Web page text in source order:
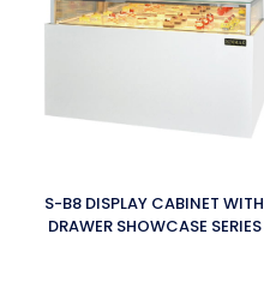
S-B8 DISPLAY CABINET WITH
DRAWER SHOWCASE SERIES